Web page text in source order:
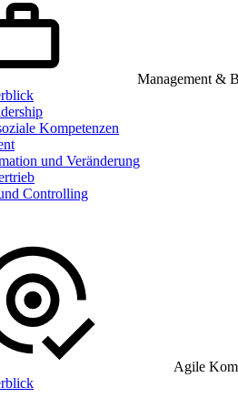
Management &
Kompetenzen
und Veränderung
Controlling
Agile